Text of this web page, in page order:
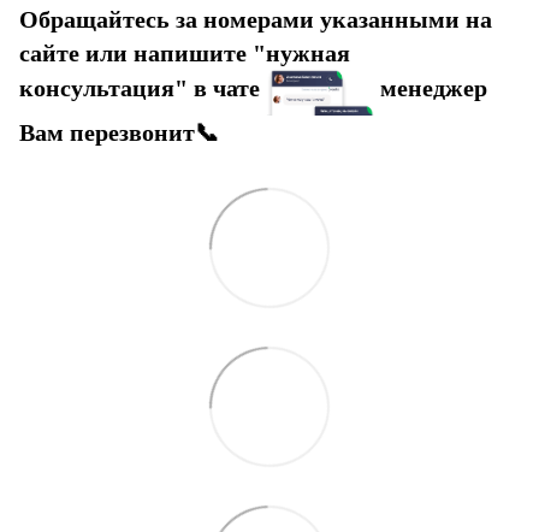
Обращайтесь за номерами указанными на
сайте или напишите "нужная
консультация" в чате
менеджер
Вам перезвонит📞